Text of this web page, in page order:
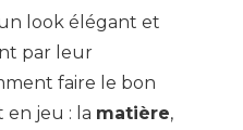
look élégant et
par leur
faire le bon
en jeu : la matière,